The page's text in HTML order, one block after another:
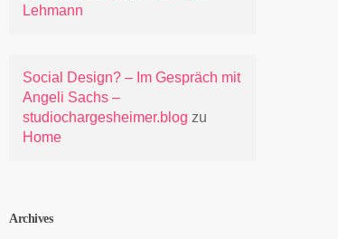
Lehmann
Social Design? – Im Gespräch mit
Angeli Sachs –
studiochargesheimer.blog zu
Home
Archives